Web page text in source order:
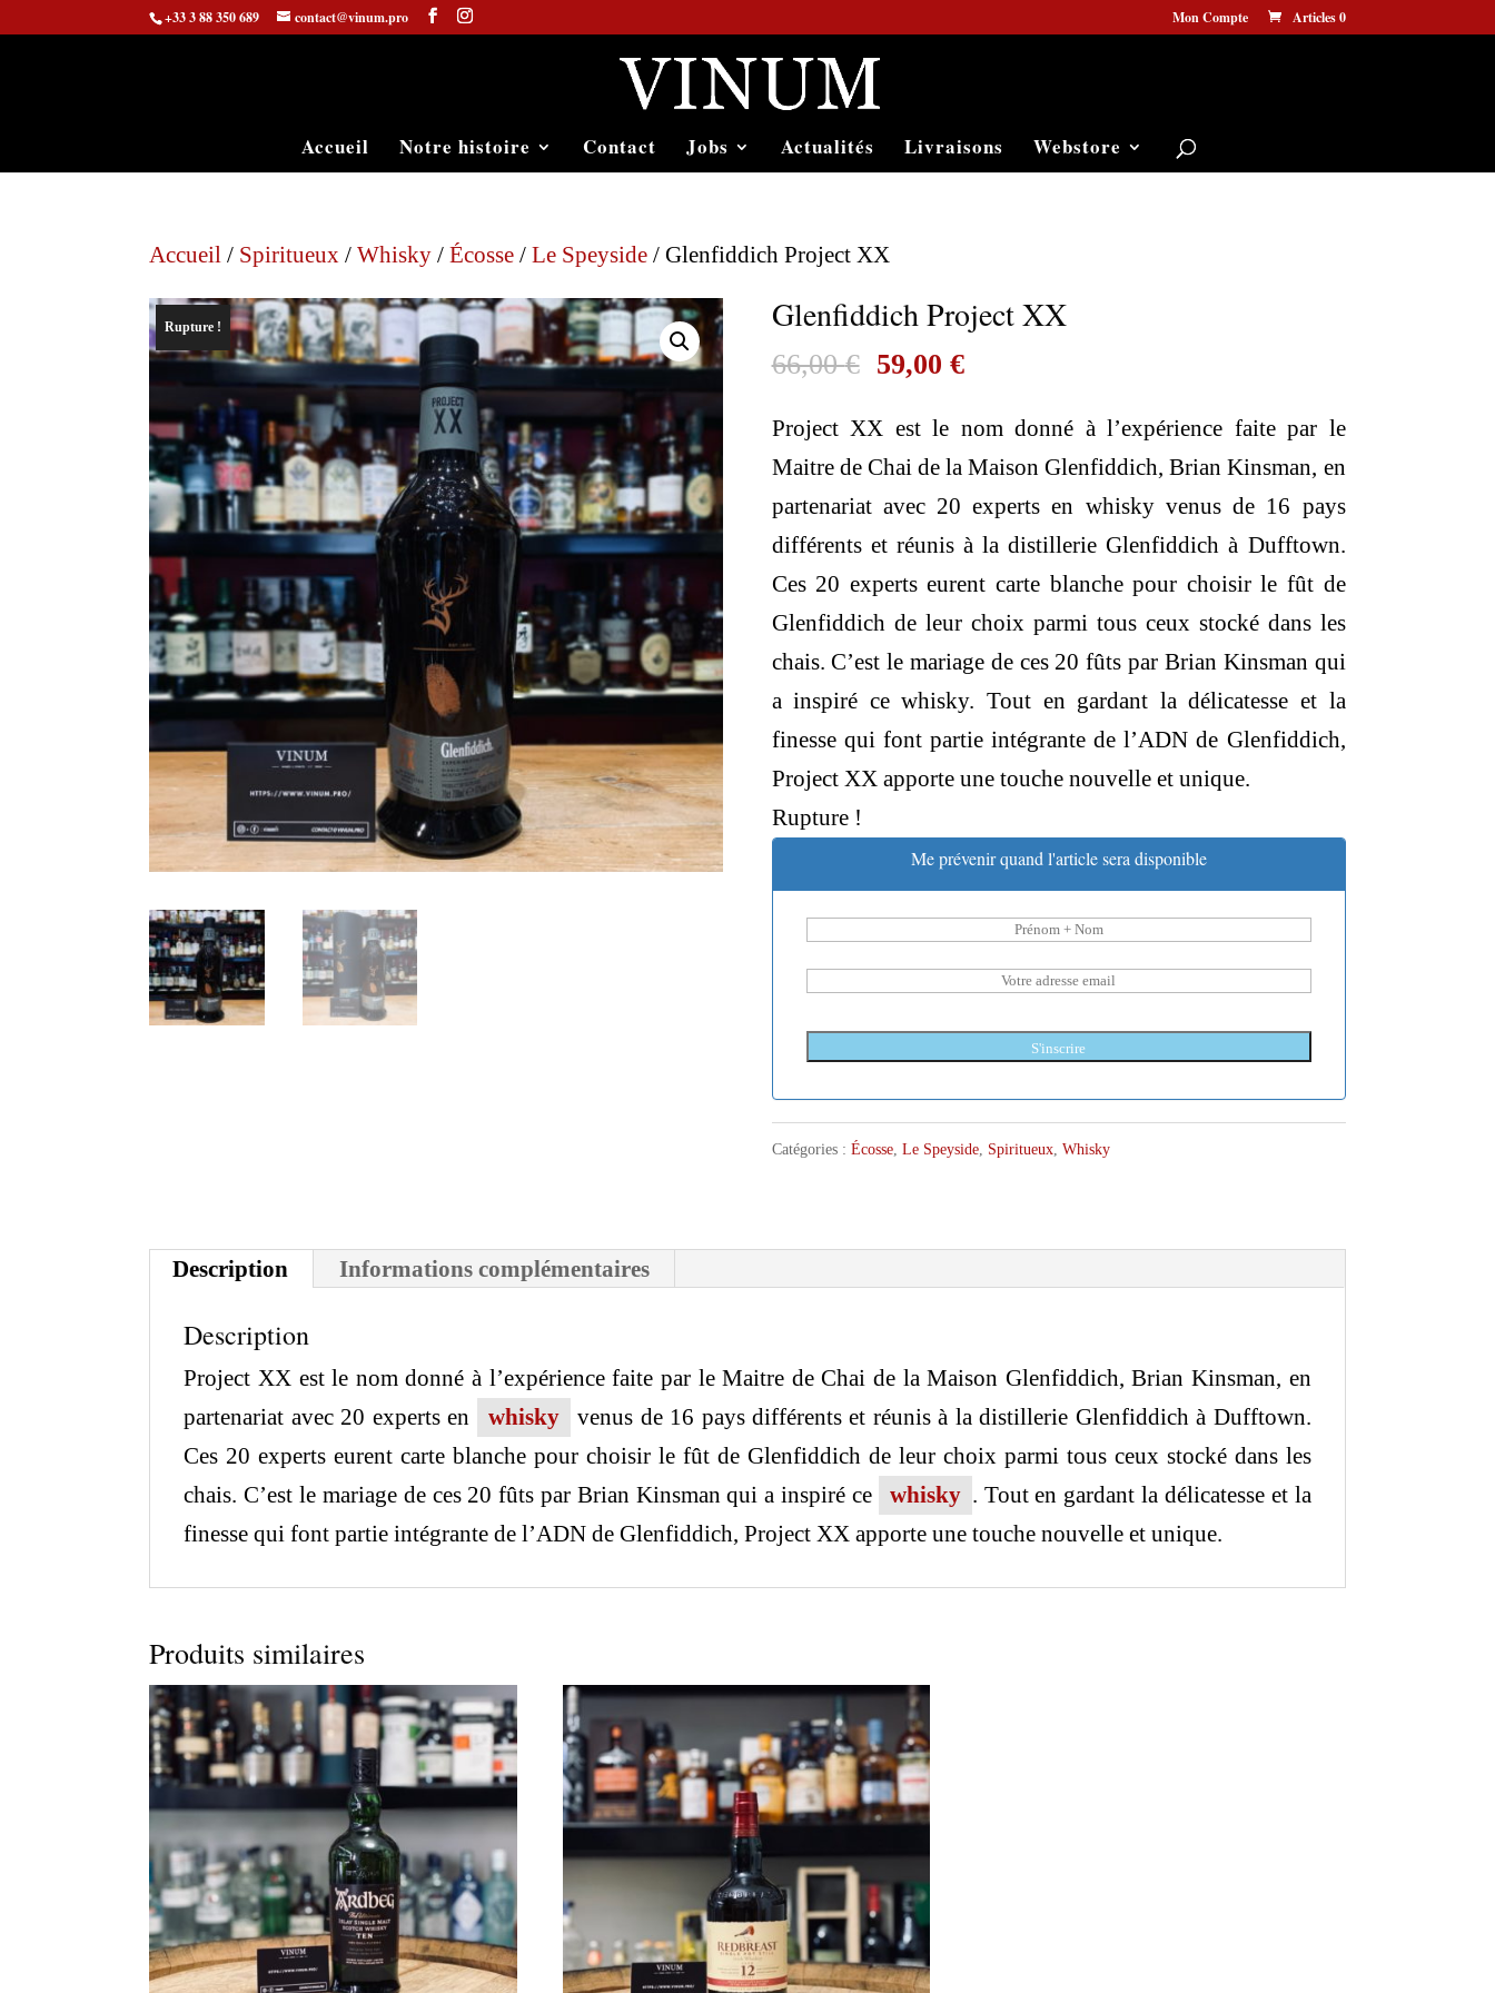
+33 3 88 350 689 contact@vinum.pro Mon Compte Articles 0
Accueil Notre histoire Contact Jobs Actualités Livraisons Webstore
Accueil / Spiritueux /Whisky /Écosse /Le Speyside / Glenfiddich Project XX
Rupture ! Glenfiddich Project XX
66,00€ Le
initial
était :
66,00 €.
59,00 €Le
actuel
est :
59,00 €.
Project XX est le nom donné à l’expérience faite par le
Maitre de Chai de la Maison Glenfiddich, Brian Kinsman, en
partenariat avec 20 experts en whisky venus de 16 pays
différents et réunis à la distillerie Glenfiddich à Dufftown.
Ces 20 experts eurent carte blanche pour choisir le fût de
Glenfiddich de leur choix parmi tous ceux stocké dans les
chais. C’est le mariage de ces 20 fûts par Brian Kinsman qui
a inspiré ce whisky. Tout en gardant la délicatesse et la
finesse qui font partie intégrante de l’ADN de Glenfiddich,
Project XX apporte une touche nouvelle et unique.
Rupture !
Me prévenir quand l'article sera disponible
S'inscrire
Catégories : Écosse, Le Speyside, Spiritueux, Whisky
Description Informations complémentaires
Description
Project XX est le nom donné à l’expérience faite par le Maitre de Chai de la Maison Glenfiddich, Brian Kinsman, en
partenariat avec 20 experts en
whisky
venus de 16 pays différents et réunis à la distillerie Glenfiddich à Dufftown.
Ces 20 experts eurent carte blanche pour choisir le fût de Glenfiddich de leur choix parmi tous ceux stocké dans les
chais. C’est le mariage de ces 20 fûts par Brian Kinsman qui a inspiré ce
whisky . Tout en gardant la délicatesse et la
finesse qui font partie intégrante de l’ADN de Glenfiddich, Project XX apporte une touche nouvelle et unique.
Produits similaires